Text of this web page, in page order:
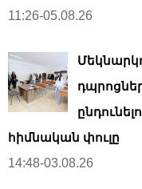
11:26-05.08.26
հիմնական փուլը
14:48-03.08.26